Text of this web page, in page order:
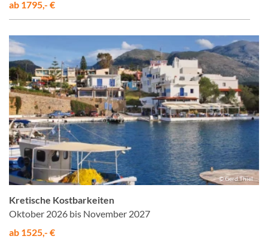
ab 1795,- €
© Gerd Thiel
Kretische Kostbarkeiten
Oktober 2026 bis November 2027
ab 1525,- €